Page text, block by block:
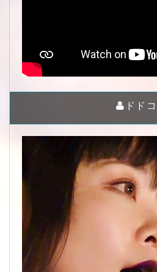
ドドコ